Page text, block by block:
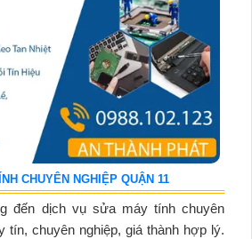
CHUYÊN NGHIỆP QUẬN 11
đến dịch vụ sửa máy tính chuyên
tín, chuyên nghiệp, giá thành hợp lý.